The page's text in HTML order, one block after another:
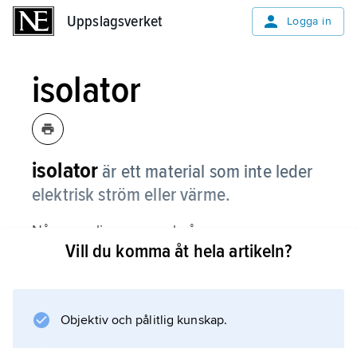
Uppslagsverket Logga in
isolator
isolator är ett material som inte leder
elektrisk ström eller värme.
Några vanliga exempel på
elektriska isolatorer
som är dåliga på att leda värme är till exempel
Vill du komma åt hela artikeln?
Objektiv och pålitlig kunskap.